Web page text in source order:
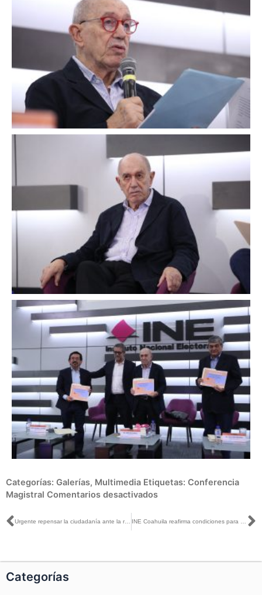
Categorías: Galerías, Multimedia Etiquetas: Conferencia
Magistral Comentarios desactivados
en
Conferencia
«Nuevas
Ant Urgente repensar la ciudadanía ante la reorganización digital de la vida social: Néstor García INE Coahuila reafirma condiciones para una elección confiable, segura y en paz rumbo al PEL 2025-2026
Categorías